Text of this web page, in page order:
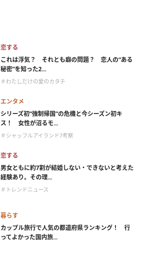
恋する
これは浮気？ それとも癖の問題？ 恋人の“ある
秘密”を知った2...
＃わたしだけの愛のカタチ
エンタメ
シリーズ初“強制帰国”の危機と今シーズン初キ
ス！ 女性が沼るモ...
＃シャッフルアイランド7考察
恋する
男女ともに約7割が結婚しない・できないと考えた
経験あり。その理...
＃トレンドニュース
暮らす
カップル旅行で人気の都道府県ランキング！ 行
ってよかった国内旅...